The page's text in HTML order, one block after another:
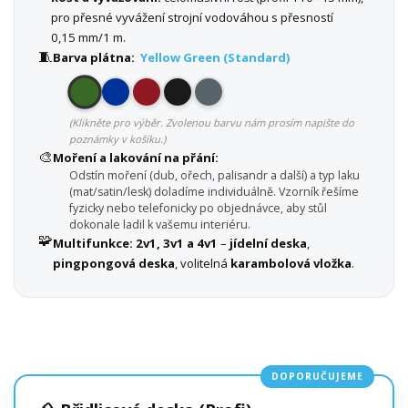
pro přesné vyvážení strojní vodováhou s přesností
0,15 mm/1 m.
🧵Barva plátna: Yellow Green (Standard)
(Klikněte pro výběr. Zvolenou barvu nám prosím napište do
poznámky v košíku.)
🎨Moření a lakování na přání:
Odstín moření (dub, ořech, palisandr a další) a typ laku
(mat/satin/lesk) doladíme individuálně. Vzorník řešíme
fyzicky nebo telefonicky po objednávce, aby stůl
dokonale ladil k vašemu interiéru.
🧩Multifunkce: 2v1, 3v1 a 4v1 – jídelní deska,
pingpongová deska, volitelná karambolová vložka.
DOPORUČUJEME